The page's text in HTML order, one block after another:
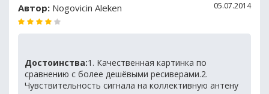
Автор: Nogovicin Aleken 05.07.2014
Достоинства:1. Качественная картинка по
сравнению с более дешёвыми ресиверами.2.
Чувствительность сигнала на коллективную антену